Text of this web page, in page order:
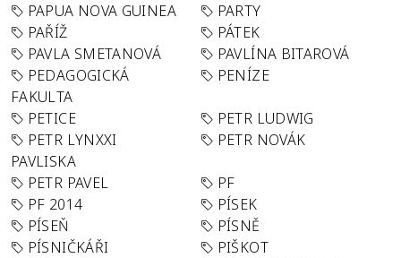
PAPUA NOVA GUINEA
PARTY
PAŘÍŽ
PÁTEK
PAVLA SMETANOVÁ
PAVLÍNA BITAROVÁ
PEDAGOGICKÁ
FAKULTA
PENÍZE
PETICE
PETR LUDWIG
PETR LYNXXI
PAVLISKA
PETR NOVÁK
PETR PAVEL
PF
PF 2014
PÍSEK
PÍSEŇ
PÍSNĚ
PÍSNIČKÁŘI
PIŠKOT